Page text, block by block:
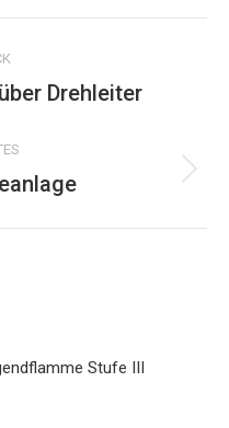
Drehleiter
Stufe III